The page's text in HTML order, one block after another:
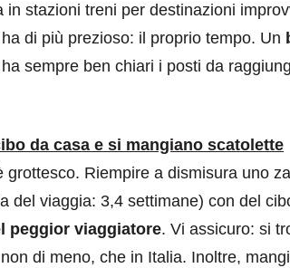
stazioni treni per destinazioni
di più prezioso: il proprio tempo. Un
sempre ben chiari i posti da
da casa e si mangiano scatolette
Riempire a dismisura uno
del viaggia: 3,4 settimane) con del
peggior viaggiatore. Vi assicuro: si
di meno, che in Italia. Inoltre,